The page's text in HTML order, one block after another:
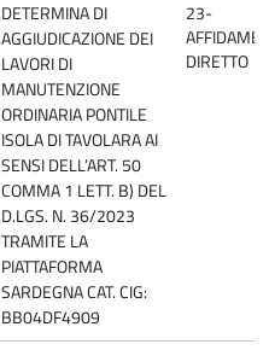
DETERMINA DI
AGGIUDICAZIONE DEI
LAVORI DI
MANUTENZIONE
ORDINARIA PONTILE
ISOLA DI TAVOLARA AI
SENSI DELL’ART. 50
COMMA 1 LETT. B) DEL
D.LGS. N. 36/2023
TRAMITE LA
PIATTAFORMA
SARDEGNA CAT. CIG:
BB04DF4909
23-
DIRETTO